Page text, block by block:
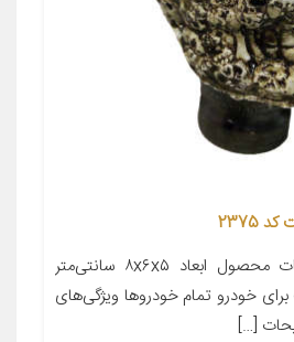
معرفی محصول جزئیات محصول ابعاد ۸x۶x۵ سانتی‌متر
خودرو تمام خودروها ویژگی‌های
[…]